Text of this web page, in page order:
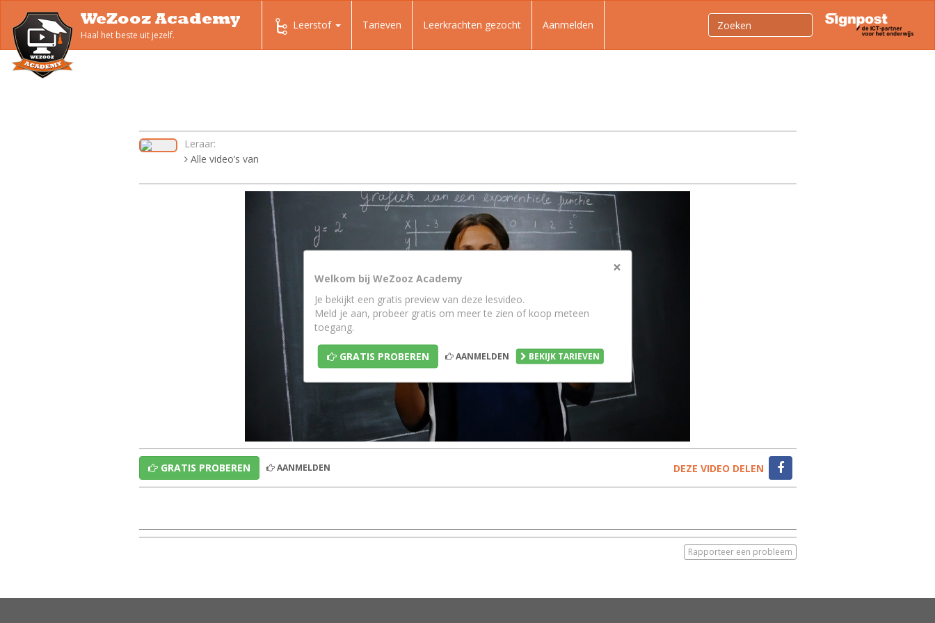
WeZooz Academy
Haal het beste uit jezelf.
Leerstof Tarieven Leerkrachten gezocht Aanmelden
Leraar:
Alle video’s van
×
Welkom bij WeZooz Academy
Je bekijkt een gratis preview van deze lesvideo.
Meld je aan, probeer gratis om meer te zien of koop meteen
toegang.
GRATIS PROBEREN AANMELDEN BEKIJK TARIEVEN
GRATIS PROBEREN AANMELDEN DEZE VIDEO DELEN
Rapporteer een probleem